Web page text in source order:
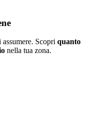
Scopri quanto
nella tua zona.